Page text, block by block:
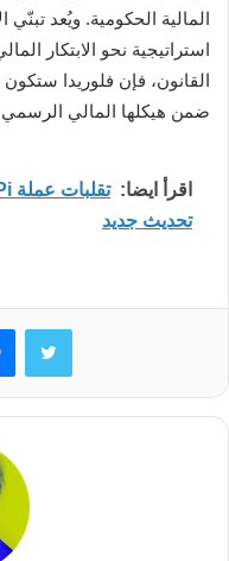
المالية الحكومية. ويُعد
استراتيجية نحو الابتكار
القانون، فإن فلوريدا ستكون
ضمن هيكلها المالي
اقرأ ايضا:
تحديث جديد